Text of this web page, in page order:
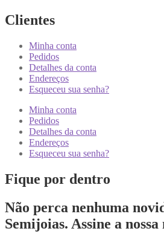
Clientes
Minha conta
Pedidos
Detalhes da conta
Endereços
Esqueceu sua senha?
Minha conta
Pedidos
Detalhes da conta
Endereços
Esqueceu sua senha?
Fique por dentro
Não perca nenhuma
Semijoias. Assine a